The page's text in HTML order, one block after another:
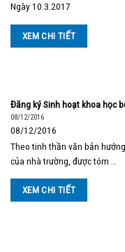
Ngày 10.3.2017
XEM CHI TIẾT
Đăng ký Sinh hoạt khoa học
08/12/2016
08/12/2016
Theo tinh thần văn bản
của nhà trường, được tóm …
XEM CHI TIẾT